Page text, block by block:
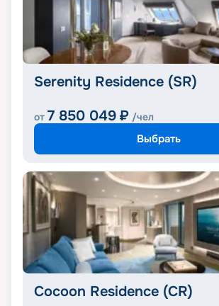
Serenity Residence (SR)
от 7 850 049 ₽ /чел
Выбрать
Cocoon Residence (CR)